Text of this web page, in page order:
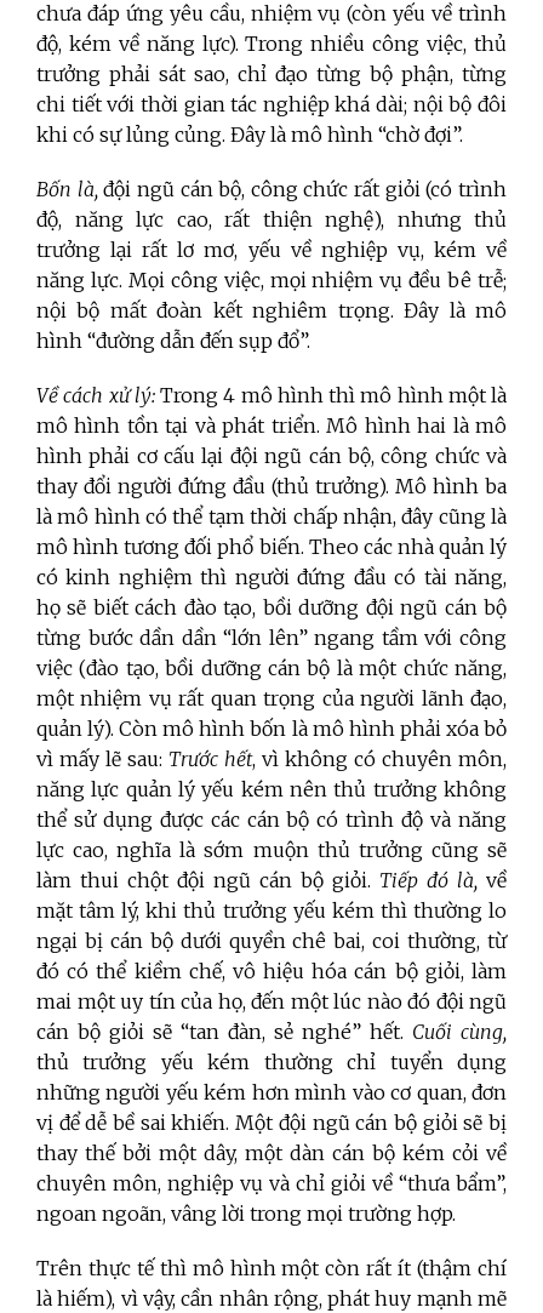
chưa đáp ứng yêu cầu, nhiệm vụ (còn yếu về trình
độ, kém về năng lực). Trong nhiều công việc, thủ
trưởng phải sát sao, chỉ đạo từng bộ phận, từng
chi tiết với thời gian tác nghiệp khá dài; nội bộ đôi
khi có sự lủng củng. Đây là mô hình “chờ đợi”.
Bốn là,đội ngũ cán bộ, công chức rất giỏi (có trình
độ, năng lực cao, rất thiện nghệ), nhưng thủ
trưởng lại rất lơ mơ, yếu về nghiệp vụ, kém về
năng lực. Mọi công việc, mọi nhiệm vụ đều bê trễ;
nội bộ mất đoàn kết nghiêm trọng. Đây là mô
hình “đường dẫn đến sụp đổ”.
Về cách xử lý:Trong 4 mô hình thì mô hình một là
mô hình tồn tại và phát triển. Mô hình hai là mô
hình phải cơ cấu lại đội ngũ cán bộ, công chức và
thay đổi người đứng đầu (thủ trưởng). Mô hình ba
là mô hình có thể tạm thời chấp nhận, đây cũng là
mô hình tương đối phổ biến. Theo các nhà quản lý
có kinh nghiệm thì người đứng đầu có tài năng,
họ sẽ biết cách đào tạo, bồi dưỡng đội ngũ cán bộ
từng bước dần dần “lớn lên” ngang tầm với công
việc (đào tạo, bồi dưỡng cán bộ là một chức năng,
một nhiệm vụ rất quan trọng của người lãnh đạo,
quản lý). Còn mô hình bốn là mô hình phải xóa bỏ
vì mấy lẽ sau: Trước hết, vì không có chuyên môn,
năng lực quản lý yếu kém nên thủ trưởng không
thể sử dụng được các cán bộ có trình độ và năng
lực cao, nghĩa là sớm muộn thủ trưởng cũng sẽ
làm thui chột đội ngũ cán bộ giỏi. Tiếp đó là, về
mặt tâm lý, khi thủ trưởng yếu kém thì thường lo
ngại bị cán bộ dưới quyền chê bai, coi thường, từ
đó có thể kiềm chế, vô hiệu hóa cán bộ giỏi, làm
mai một uy tín của họ, đến một lúc nào đó đội ngũ
cán bộ giỏi sẽ “tan đàn, sẻ nghé” hết. Cuối cùng,
thủ trưởng yếu kém thường chỉ tuyển dụng
những người yếu kém hơn mình vào cơ quan, đơn
vị để dễ bề sai khiến. Một đội ngũ cán bộ giỏi sẽ bị
thay thế bởi một dây, một dàn cán bộ kém cỏi về
chuyên môn, nghiệp vụ và chỉ giỏi về “thưa bẩm”,
ngoan ngoãn, vâng lời trong mọi trường hợp.
Trên thực tế thì mô hình một còn rất ít (thậm chí
là hiếm), vì vậy, cần nhân rộng, phát huy mạnh mẽ